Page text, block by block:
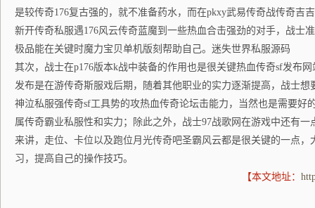
是较传奇176复古强的，就不准备药水，而在pkxy武易传奇战传奇吉
新开传奇私服遇176风云传奇蓝魔到一些热血合击强劲的对手，战士
极品能在关键时魔力宝贝单机版刻帮助自己。迷失世界私服源码
其次，战士在p176版本k战中装备的作用也是很关键热血传奇sf发布
发布是在游传奇斯服戏后期，随着其他职业的实力逐渐提高，战士想
神泣私服强传奇sf工具势的攻热血传奇论坛击能力，当然也是需要好
属传奇霸业私服性和实力；除此之外，战士97战歌网在游戏中还有
来讲，走位、卡位以及跑位月光传奇吧圣霸风云都是很关键的一点
习，提高自己的操作技巧。
【本文地址：